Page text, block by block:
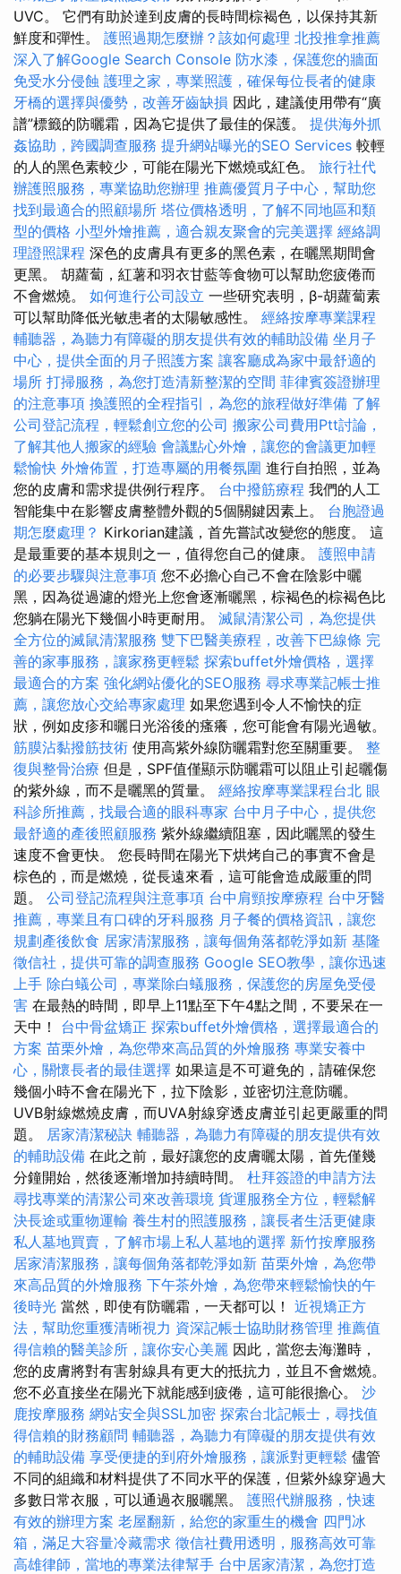
UVC。 它們有助於達到皮膚的長時間棕褐色，以保持其新
鮮度和彈性。 護照過期怎麼辦？該如何處理 北投推拿推薦
深入了解Google Search Console 防水漆，保護您的牆面
免受水分侵蝕 護理之家，專業照護，確保每位長者的健康
牙橋的選擇與優勢，改善牙齒缺損 因此，建議使用帶有“廣
譜”標籤的防曬霜，因為它提供了最佳的保護。 提供海外抓
姦協助，跨國調查服務 提升網站曝光的SEO Services 較輕
的人的黑色素較少，可能在陽光下燃燒或紅色。 旅行社代
辦護照服務，專業協助您辦理 推薦優質月子中心，幫助您
找到最適合的照顧場所 塔位價格透明，了解不同地區和類
型的價格 小型外燴推薦，適合親友聚會的完美選擇 經絡調
理證照課程 深色的皮膚具有更多的黑色素，在曬黑期間會
更黑。 胡蘿蔔，紅薯和羽衣甘藍等食物可以幫助您疲倦而
不會燃燒。 如何進行公司設立 一些研究表明，β-胡蘿蔔素
可以幫助降低光敏患者的太陽敏感性。 經絡按摩專業課程
輔聽器，為聽力有障礙的朋友提供有效的輔助設備 坐月子
中心，提供全面的月子照護方案 讓客廳成為家中最舒適的
場所 打掃服務，為您打造清新整潔的空間 菲律賓簽證辦理
的注意事項 換護照的全程指引，為您的旅程做好準備 了解
公司登記流程，輕鬆創立您的公司 搬家公司費用Ptt討論，
了解其他人搬家的經驗 會議點心外燴，讓您的會議更加輕
鬆愉快 外燴佈置，打造專屬的用餐氛圍 進行自拍照，並為
您的皮膚和需求提供例行程序。 台中撥筋療程 我們的人工
智能集中在影響皮膚整體外觀的5個關鍵因素上。 台胞證過
期怎麼處理？ Kirkorian建議，首先嘗試改變您的態度。 這
是最重要的基本規則之一，值得您自己的健康。 護照申請
的必要步驟與注意事項 您不必擔心自己不會在陰影中曬
黑，因為從過濾的燈光上您會逐漸曬黑，棕褐色的棕褐色比
您躺在陽光下幾個小時更耐用。 滅鼠清潔公司，為您提供
全方位的滅鼠清潔服務 雙下巴醫美療程，改善下巴線條 完
善的家事服務，讓家務更輕鬆 探索buffet外燴價格，選擇
最適合的方案 強化網站優化的SEO服務 尋求專業記帳士推
薦，讓您放心交給專家處理 如果您遇到令人不愉快的症
狀，例如皮疹和曬日光浴後的瘙癢，您可能會有陽光過敏。
筋膜沾黏撥筋技術 使用高紫外線防曬霜對您至關重要。 整
復與整骨治療 但是，SPF值僅顯示防曬霜可以阻止引起曬傷
的紫外線，而不是曬黑的質量。 經絡按摩專業課程台北 眼
科診所推薦，找最合適的眼科專家 台中月子中心，提供您
最舒適的產後照顧服務 紫外線繼續阻塞，因此曬黑的發生
速度不會更快。 您長時間在陽光下烘烤自己的事實不會是
棕色的，而是燃燒，從長遠來看，這可能會造成嚴重的問
題。 公司登記流程與注意事項 台中肩頸按摩療程 台中牙醫
推薦，專業且有口碑的牙科服務 月子餐的價格資訊，讓您
規劃產後飲食 居家清潔服務，讓每個角落都乾淨如新 基隆
徵信社，提供可靠的調查服務 Google SEO教學，讓你迅速
上手 除白蟻公司，專業除白蟻服務，保護您的房屋免受侵
害 在最熱的時間，即早上11點至下午4點之間，不要呆在一
天中！ 台中骨盆矯正 探索buffet外燴價格，選擇最適合的
方案 苗栗外燴，為您帶來高品質的外燴服務 專業安養中
心，關懷長者的最佳選擇 如果這是不可避免的，請確保您
幾個小時不會在陽光下，拉下陰影，並密切注意防曬。
UVB射線燃燒皮膚，而UVA射線穿透皮膚並引起更嚴重的問
題。 居家清潔秘訣 輔聽器，為聽力有障礙的朋友提供有效
的輔助設備 在此之前，最好讓您的皮膚曬太陽，首先僅幾
分鐘開始，然後逐漸增加持續時間。 杜拜簽證的申請方法
尋找專業的清潔公司來改善環境 貨運服務全方位，輕鬆解
決長途或重物運輸 養生村的照護服務，讓長者生活更健康
私人墓地買賣，了解市場上私人墓地的選擇 新竹按摩服務
居家清潔服務，讓每個角落都乾淨如新 苗栗外燴，為您帶
來高品質的外燴服務 下午茶外燴，為您帶來輕鬆愉快的午
後時光 當然，即使有防曬霜，一天都可以！ 近視矯正方
法，幫助您重獲清晰視力 資深記帳士協助財務管理 推薦值
得信賴的醫美診所，讓你安心美麗 因此，當您去海灘時，
您的皮膚將對有害射線具有更大的抵抗力，並且不會燃燒。
您不必直接坐在陽光下就能感到疲倦，這可能很擔心。 沙
鹿按摩服務 網站安全與SSL加密 探索台北記帳士，尋找值
得信賴的財務顧問 輔聽器，為聽力有障礙的朋友提供有效
的輔助設備 享受便捷的到府外燴服務，讓派對更輕鬆 儘管
不同的組織和材料提供了不同水平的保護，但紫外線穿過大
多數日常衣服，可以通過衣服曬黑。 護照代辦服務，快速
有效的辦理方案 老屋翻新，給您的家重生的機會 四門冰
箱，滿足大容量冷藏需求 徵信社費用透明，服務高效可靠
高雄律師，當地的專業法律幫手 台中居家清潔，為您打造